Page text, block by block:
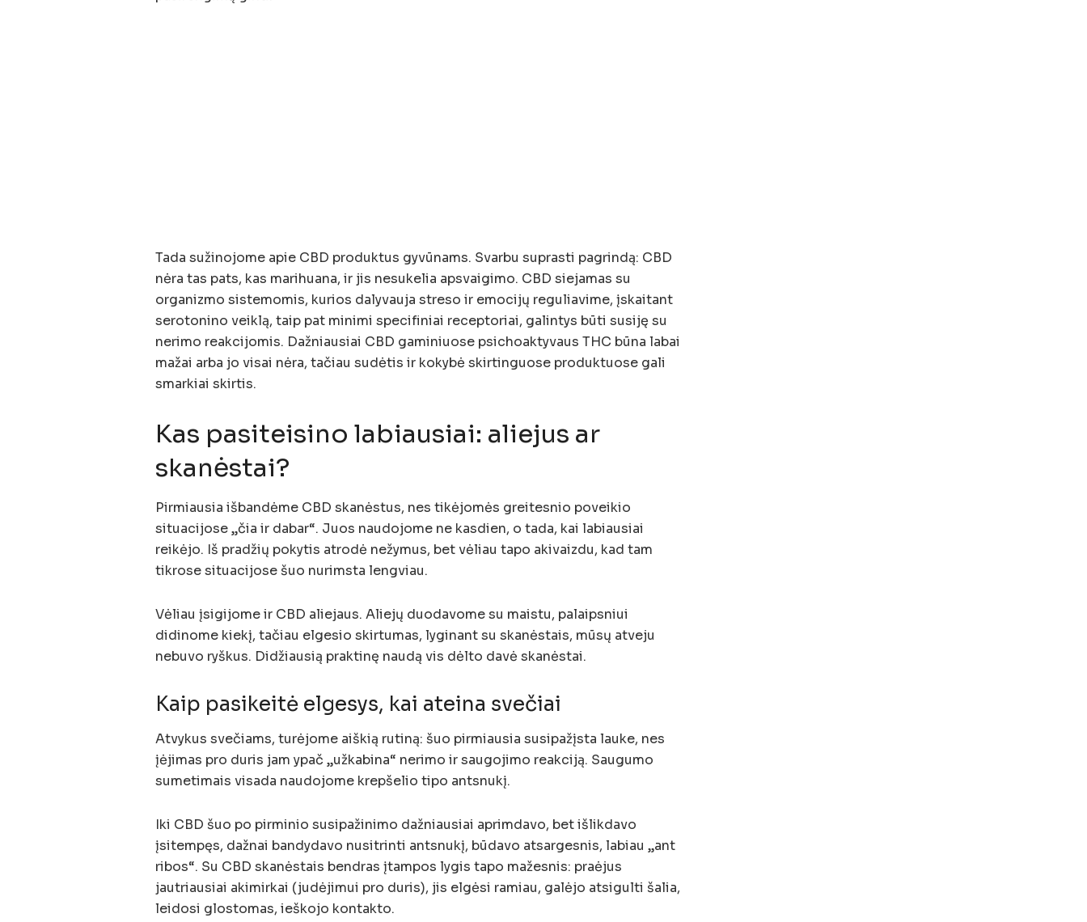
Tada sužinojome apie CBD produktus gyvūnams. Svarbu suprasti pagrindą: CBD
nėra tas pats, kas marihuana, ir jis nesukelia apsvaigimo. CBD siejamas su
organizmo sistemomis, kurios dalyvauja streso ir emocijų reguliavime, įskaitant
serotonino veiklą, taip pat minimi specifiniai receptoriai, galintys būti susiję su
nerimo reakcijomis. Dažniausiai CBD gaminiuose psichoaktyvaus THC būna labai
mažai arba jo visai nėra, tačiau sudėtis ir kokybė skirtinguose produktuose gali
smarkiai skirtis.
Kas pasiteisino labiausiai: aliejus ar
skanėstai?
Pirmiausia išbandėme CBD skanėstus, nes tikėjomės greitesnio poveikio
situacijose „čia ir dabar“. Juos naudojome ne kasdien, o tada, kai labiausiai
reikėjo. Iš pradžių pokytis atrodė nežymus, bet vėliau tapo akivaizdu, kad tam
tikrose situacijose šuo nurimsta lengviau.
Vėliau įsigijome ir CBD aliejaus. Aliejų duodavome su maistu, palaipsniui
didinome kiekį, tačiau elgesio skirtumas, lyginant su skanėstais, mūsų atveju
nebuvo ryškus. Didžiausią praktinę naudą vis dėlto davė skanėstai.
Kaip pasikeitė elgesys, kai ateina svečiai
Atvykus svečiams, turėjome aiškią rutiną: šuo pirmiausia susipažįsta lauke, nes
įėjimas pro duris jam ypač „užkabina“ nerimo ir saugojimo reakciją. Saugumo
sumetimais visada naudojome krepšelio tipo antsnukį.
Iki CBD šuo po pirminio susipažinimo dažniausiai aprimdavo, bet išlikdavo
įsitempęs, dažnai bandydavo nusitrinti antsnukį, būdavo atsargesnis, labiau „ant
ribos“. Su CBD skanėstais bendras įtampos lygis tapo mažesnis: praėjus
jautriausiai akimirkai (judėjimui pro duris), jis elgėsi ramiau, galėjo atsigulti šalia,
leidosi glostomas, ieškojo kontakto.